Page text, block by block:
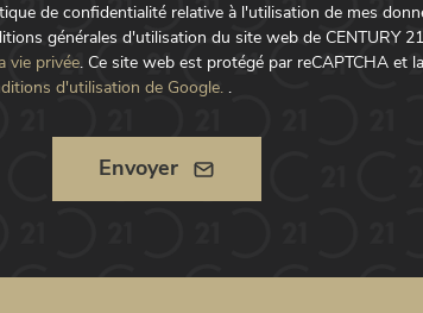
de confidentialité relative à l'utilisation de mes
générales d'utilisation du site web de CENTURY
vie privée. Ce site web est protégé par reCAPTCHA et la
d'utilisation de Google. .
Envoyer